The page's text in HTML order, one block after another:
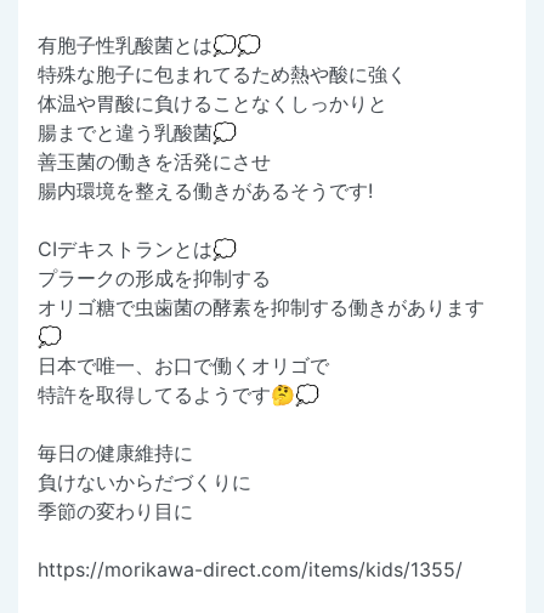
有胞子性乳酸菌とは💭💭
特殊な胞子に包まれてるため熱や酸に強く
体温や胃酸に負けることなくしっかりと
腸までと違う乳酸菌💭
善玉菌の働きを活発にさせ
腸内環境を整える働きがあるそうです!
CIデキストランとは💭
プラークの形成を抑制する
オリゴ糖で虫歯菌の酵素を抑制する働きがあります
💭
日本で唯一、お口で働くオリゴで
特許を取得してるようです🤔💭
毎日の健康維持に
負けないからだづくりに
季節の変わり目に
https://morikawa-direct.com/items/kids/1355/